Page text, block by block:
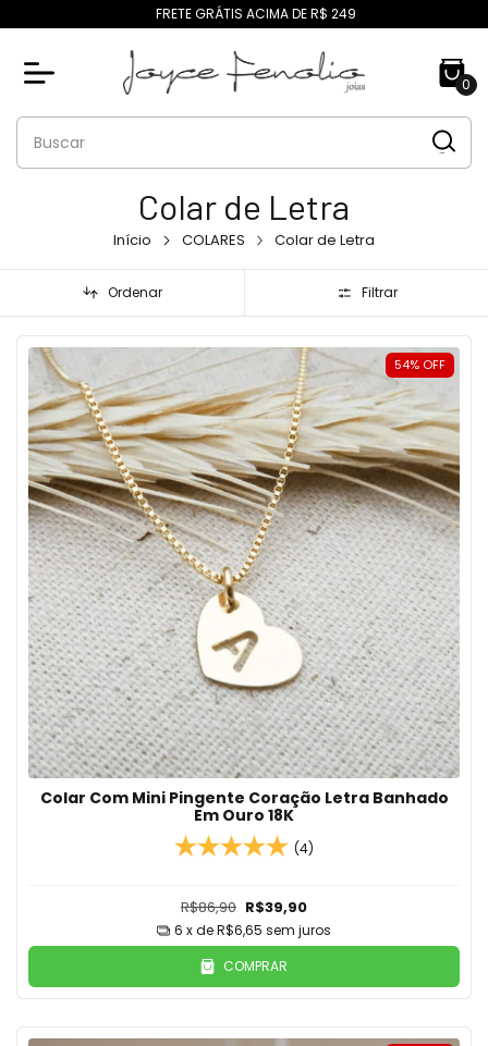
FRETE GRÁTIS ACIMA DE R$ 249
0
Colar de Letra
Início COLARES Colar de Letra
Ordenar Filtrar
54% OFF
Colar Com Mini Pingente Coração Letra Banhado
Em Ouro 18K
(4)
R$86,90 R$39,90
6 x deR$6,65 sem juros
COMPRAR